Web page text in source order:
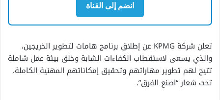
انضم إلى القناة
تعلن شركة KPMG عن إطلاق برنامج هامات لتطوير الخريجين،
والذي يسعى لاستقطاب الكفاءات الشابة وخلق بيئة عمل شاملة
تتيح لهم تطوير مهاراتهم وتحقيق إمكاناتهم المهنية الكاملة،
تحت شعار “اصنع الفرق”.